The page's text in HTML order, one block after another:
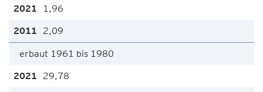
1,96
2,09
erbaut 1961 bis 1980
29,78